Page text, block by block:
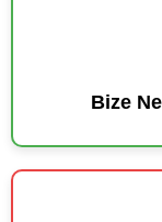
Bize